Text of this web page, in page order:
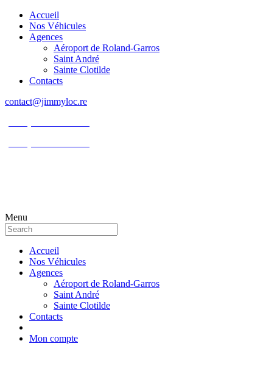
Accueil
Nos Véhicules
Agences
Aéroport de Roland-Garros
Saint André
Sainte Clotilde
Contacts
contact@jimmyloc.re
Menu
Accueil
Nos Véhicules
Agences
Aéroport de Roland-Garros
Saint André
Sainte Clotilde
Contacts
Mon compte